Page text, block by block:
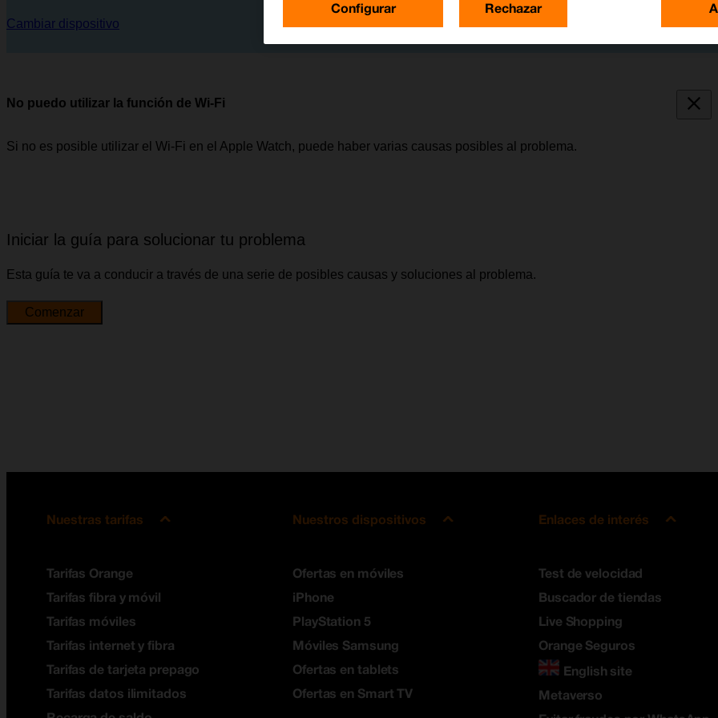
Cambiar dispositivo
No puedo utilizar la función de Wi-Fi
Si no es posible utilizar el Wi-Fi en el Apple Watch, puede haber varias causas posibles al problema.
Iniciar la guía para solucionar tu problema
Esta guía te va a conducir a través de una serie de posibles causas y soluciones al problema.
Comenzar
Nuestras tarifas
Tarifas Orange
Tarifas fibra y móvil
Tarifas móviles
Tarifas internet y fibra
Tarifas de tarjeta prepago
Tarifas datos ilimitados
Nuestros dispositivos
Ofertas en móviles
iPhone
PlayStation 5
Móviles Samsung
Ofertas en tablets
Ofertas en Smart TV
Enlaces de interés
Test de velocidad
Buscador de tiendas
Live Shopping
Orange Seguros
English site
Metaverso
Configurar Rechazar